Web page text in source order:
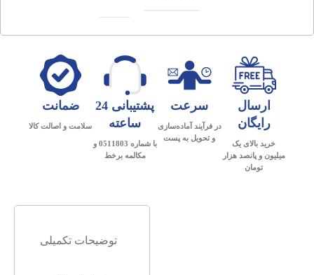
ارسال
رایگان
خرید بالای یک
میلیون و پانصد هزار
تومان
سرعت
در فرآیند آماده‌سازی
و تحویل به پست
پشتیبانی 24
ساعته
با شماره 0511803 و
مکالمه برخط
ضمانت
سلامت و اصالت کالا
توضیحات تکمیلی